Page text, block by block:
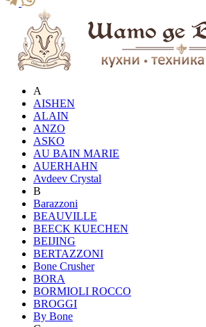
A
AISHEN
ALAIN
ANZO
ASKO
AU BAIN MARIE
AUERHAHN
Avdeev Crystal
B
Barazzoni
BEAUVILLE
BEECK KUECHEN
BEIJING
BERTAZZONI
Bone Crusher
BORA
BORMIOLI ROCCO
BROGGI
By Bone